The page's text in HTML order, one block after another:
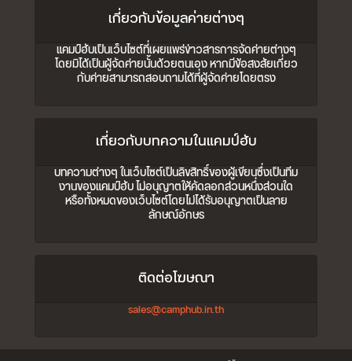
เกี่ยวกับข้อมูลค่ายต่างๆ
แคมป์ฮับเป็นเว็บไซต์ที่เผยแพร่ข่าวสารการจัดค่ายต่างๆ
โดยมิได้เป็นผู้จัดค่ายนั้นด้วยตนเอง หากมีข้อสงสัยเกี่ยว
กับค่ายสามารถสอบถามได้ที่ผู้จัดค่ายโดยตรง
เกี่ยวกับบทความในแคมป์ฮับ
บทความต่างๆ ในเว็บไซต์เป็นลิขสิทธิ์ของผู้เขียนซึ่งเป็นทีม
งานของแคมป์ฮับ ไม่อนุญาตให้คัดลอกส่วนหนึ่งส่วนใด
หรือทั้งหมดของเว็บไซต์โดยไม่ได้รับอนุญาตเป็นลาย
ลักษณ์อักษร
ติดต่อโฆษณา
sales@camphub.in.th